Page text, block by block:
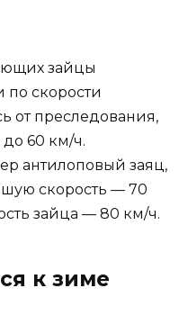
зайцы
скорости
от преследования,
60 км/ч.
антилоповый заяц,
скорость — 70
зайца — 80 км/ч.
к зиме